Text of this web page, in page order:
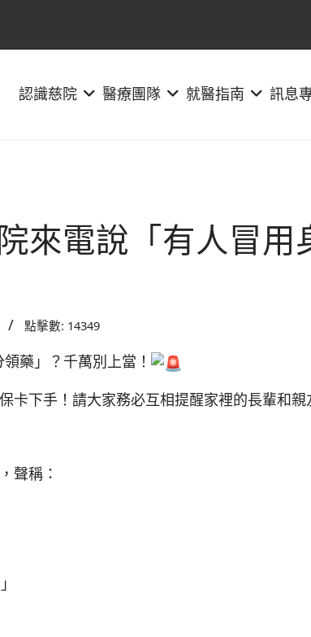
認識慈院 醫療團隊 就醫指南 訊息
來電說「有人冒
點擊數: 14349
藥」？千萬別上當！
卡下手！請大家務必互相提醒家裡的長輩和親
聲稱：